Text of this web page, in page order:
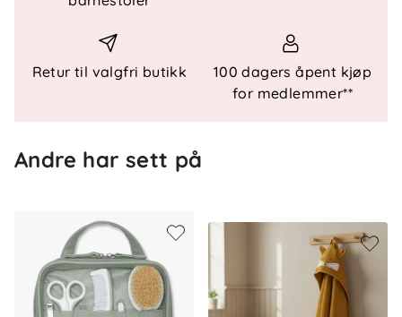
Lett å henge opp for tørk
Skånsomt mot sensitiv barnehud
Vedlikehold: Maskinvaskes etter anvisning
Retur til valgfri butikk
100 dagers åpent kjøp
for medlemmer**
Andre har sett på